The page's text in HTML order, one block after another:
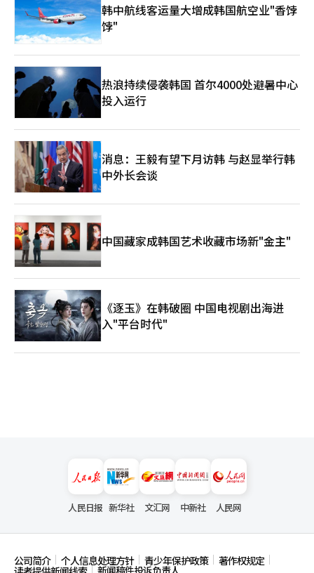
韩中航线客运量大增成韩国航空业"香饽
饽"
热浪持续侵袭韩国 首尔4000处避暑中心
投入运行
消息：王毅有望下月访韩 与赵显举行韩
中外长会谈
中国藏家成韩国艺术收藏市场新"金主"
《逐玉》在韩破圈 中国电视剧出海进
入"平台时代"
人民日报 新华社 文汇网 中新社 人民网
公司简介 个人信息处理方针 青少年保护政策 著作权规定
新闻稿件投诉负责人